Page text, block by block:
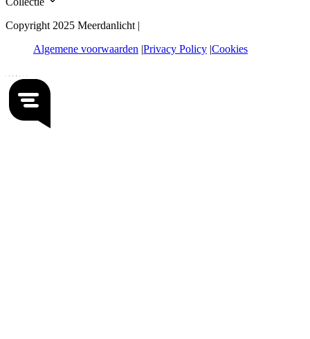
Copyright 2025 Meerdanlicht |
Algemene voorwaarden Privacy Policy Cookies